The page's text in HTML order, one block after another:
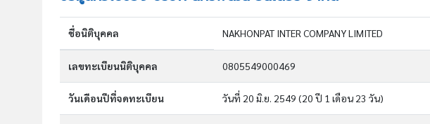
ชื่อนิติบุคคล NAKHONPAT INTER COMPANY LIMITED
เลขทะเบียนนิติบุคคล 0805549000469
วันเดือนปีที่จดทะเบียน วันที่ 20 มิ.ย. 2549 (20 ปี 1 เดือน 23 วัน)